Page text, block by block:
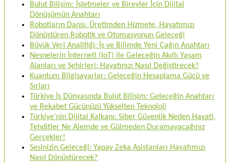
Bulut Bilişim: İşletmeler ve Bireyler İçin Dijital
Dönüşümün Anahtarı
Robotların Dansı: Üretimden Hizmete, Hayatımızı
Dönüştüren Robotik ve Otomasyonun Geleceği
Büyük Veri Analitiği: İş ve Bilimde Yeni Çağın Anahtarı
Nesnelerin İnterneti (IoT) ile Geleceğin Akıllı Yaşam
Alanları ve Şehirleri: Hayatınızı Nasıl Değiştirecek?
Kuantum Bilgisayarlar: Geleceğin Hesaplama Gücü ve
Sırları
Türkiye İş Dünyasında Bulut Bilişim: Geleceğin Anahtarı
ve Rekabet Gücünüzü Yükselten Teknoloji
Türkiye’nin Dijital Kalkanı: Siber Güvenlik Neden Hayati,
Tehditler Ne Alemde ve Gülmeden Duramayacağınız
Gerçekler!
Sesinizin Geleceği: Yapay Zeka Asistanları Hayatımızı
Nasıl Dönüştürecek?